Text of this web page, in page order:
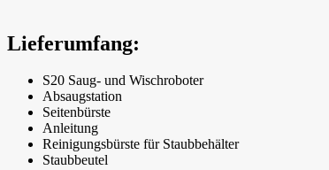
Lieferumfang:
S20 Saug- und Wischroboter
Absaugstation
Seitenbürste
Anleitung
Reinigungsbürste für Staubbehälter
Staubbeutel